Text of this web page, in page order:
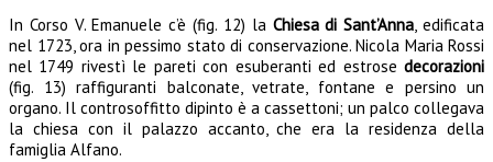
In Corso V. Emanuele c’è (fig. 12) la Chiesa di Sant’Anna, edificata
nel 1723, ora in pessimo stato di conservazione. Nicola Maria Rossi
nel 1749 rivestì le pareti con esuberanti ed estrose decorazioni
(fig. 13) raffiguranti balconate, vetrate, fontane e persino un
organo. Il controsoffitto dipinto è a cassettoni; un palco collegava
la chiesa con il palazzo accanto, che era la residenza della
famiglia Alfano.